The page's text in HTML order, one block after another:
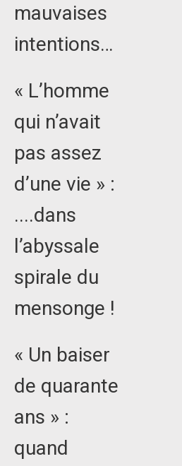
mauvaises
intentions…
« L’homme
qui n’avait
pas assez
d’une vie » :
....dans
l’abyssale
spirale du
mensonge !
« Un baiser
de quarante
ans » :
quand